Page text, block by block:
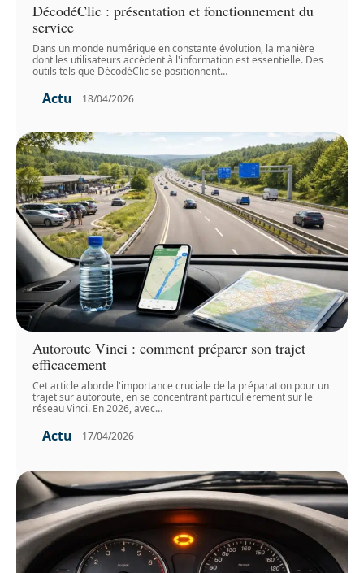
DécodéClic : présentation et fonctionnement du
service
Dans un monde numérique en constante évolution, la manière
dont les utilisateurs accèdent à l'information est essentielle. Des
outils tels que DécodéClic se positionnent…
Actu 18/04/2026
Autoroute Vinci : comment préparer son trajet
efficacement
Cet article aborde l'importance cruciale de la préparation pour un
trajet sur autoroute, en se concentrant particulièrement sur le
réseau Vinci. En 2026, avec…
Actu 17/04/2026